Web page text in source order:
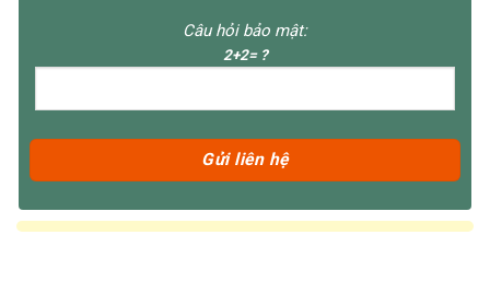
Câu hỏi bảo mật:
2+2= ?